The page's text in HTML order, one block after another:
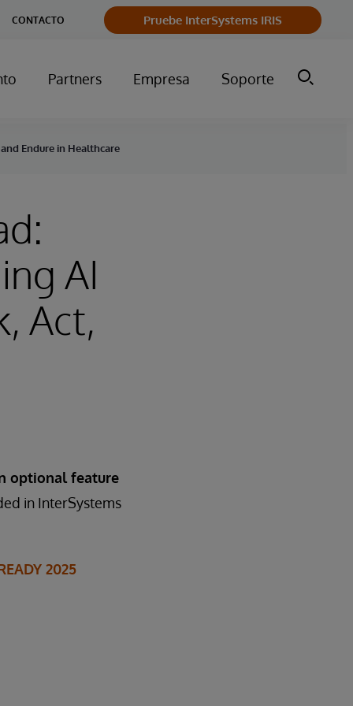
CONTACTO Pruebe InterSystems IRIS
Partners Empresa Soporte
Endure in Healthcare
AI
Act,
optional feature
in InterSystems
2025